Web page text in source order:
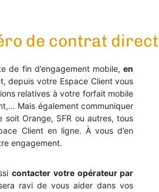
de contrat
de fin d’engagement mobile,en
depuis votre Espace Client vous
relatives à votre forfait mobile
Mais également communiquer
Orange, SFR ou autres, tous
Client en ligne. À vous d’en
engagement.
contacter votre opérateur par
ravi de vous aider dans vos